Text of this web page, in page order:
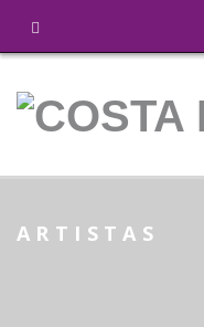
ARTISTAS